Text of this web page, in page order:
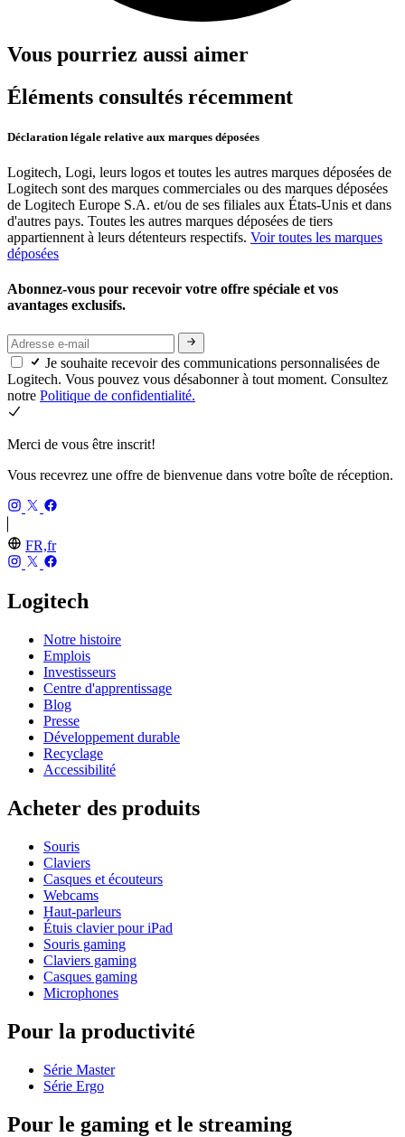
Vous pourriez aussi aimer
Éléments consultés récemment
Déclaration légale relative aux marques déposées
Logitech, Logi, leurs logos et toutes les autres marques déposées de
Logitech sont des marques commerciales ou des marques déposées
de Logitech Europe S.A. et/ou de ses filiales aux États-Unis et dans
d'autres pays. Toutes les autres marques déposées de tiers
appartiennent à leurs détenteurs respectifs. Voir toutes les marques
déposées
Abonnez-vous pour recevoir votre offre spéciale et vos
avantages exclusifs.
Je souhaite recevoir des communications personnalisées de
Logitech. Vous pouvez vous désabonner à tout moment. Consultez
notre Politique de confidentialité.
Merci de vous être inscrit!
Vous recevrez une offre de bienvenue dans votre boîte de réception.
FR,fr
Logitech
Notre histoire
Emplois
Investisseurs
Centre d'apprentissage
Blog
Presse
Développement durable
Recyclage
Accessibilité
Acheter des produits
Souris
Claviers
Casques et écouteurs
Webcams
Haut-parleurs
Étuis clavier pour iPad
Souris gaming
Claviers gaming
Casques gaming
Microphones
Pour la productivité
Série Master
Série Ergo
Pour le gaming et le streaming